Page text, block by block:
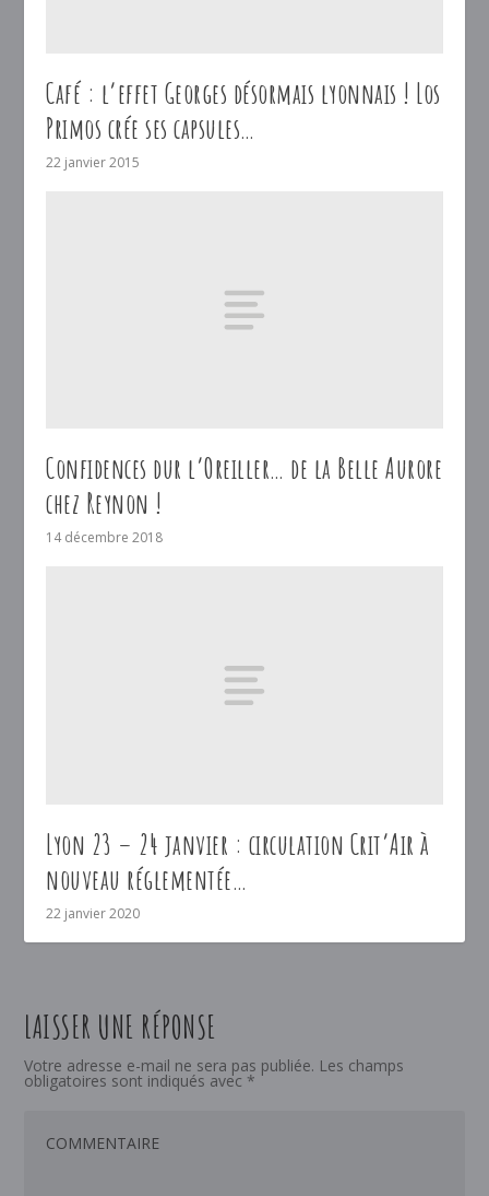
Café : l’effet Georges désormais lyonnais ! Los
Primos crée ses capsules…
22 janvier 2015
Confidences dur l’Oreiller… de la Belle Aurore
chez Reynon !
14 décembre 2018
Lyon 23 – 24 janvier : circulation Crit’Air à
nouveau réglementée…
22 janvier 2020
LAISSER UNE RÉPONSE
Votre adresse e-mail ne sera pas publiée. Les champs
obligatoires sont indiqués avec *